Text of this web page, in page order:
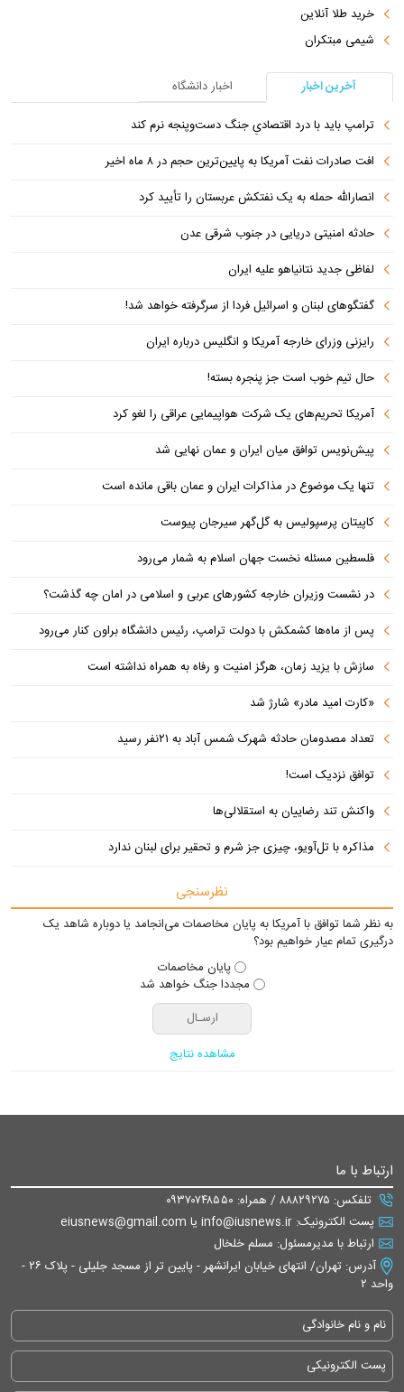
خرید طلا آنلاین
شیمی مبتکران
آخرین اخبار
اخبار دانشگاه
ترامپ باید با درد اقتصادیِ جنگ دست‌و‌پنجه نرم کند
افت صادرات نفت آمریکا به پایین‌ترین حجم در ۸ ماه اخیر
انصارالله حمله به یک نفتکش عربستان را تأیید کرد
حادثه امنیتی دریایی در جنوب شرقی عدن
لفاظی جدید نتانیاهو علیه ایران
گفتگوهای لبنان و اسرائیل فردا از سرگرفته خواهد شد!
رایزنی وزرای خارجه آمریکا و انگلیس درباره ایران
حال تیم خوب است جز پنجره بسته!
آمریکا تحریم‌های یک شرکت هواپیمایی عراقی را لغو کرد
پیش‌نویس توافق میان ایران و عمان نهایی شد
تنها یک موضوع در مذاکرات ایران و عمان باقی مانده است
کاپیتان پرسپولیس به گل‌گهر سیرجان پیوست
فلسطین مسئله نخست جهان اسلام به شمار می‌رود
در نشست وزیران خارجه کشورهای عربی و اسلامی در امان چه گذشت؟
پس از ماه‌ها کشمکش با دولت ترامپ، رئیس دانشگاه براون کنار می‌رود
سازش با یزید زمان، هرگز امنیت و رفاه به همراه نداشته است
«کارت امید مادر» شارژ شد
تعداد مصدومان حادثه شهرک شمس آباد به ۲۱نفر رسید
توافق نزدیک است!
واکنش تند رضاییان به استقلالی‌ها
مذاکره با تل‌آویو، چیزی جز شرم و تحقیر برای لبنان ندارد
نظرسنجی
به نظر شما توافق با آمریکا به پایان مخاصمات می‌انجامد یا دوباره شاهد یک
درگیری تمام عیار خواهیم بود؟
پایان مخاصمات
مجددا جنگ خواهد شد
مشاهده نتایج
ارتباط با ما
تلفکس: ۸۸۸۲۹۲۷۵ / همراه: ۰۹۳۷۰۷۴۸۵۵۰
پست الکترونیک: info@iusnews.ir یا eiusnews@gmail.com
ارتباط با مدیرمسئول: مسلم خلخال
آدرس: تهران/ انتهای خیابان ایرانشهر - پایین تر از مسجد جلیلی - پلاک ۲۶ -
واحد ۲